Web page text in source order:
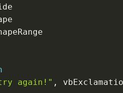
again!" ,